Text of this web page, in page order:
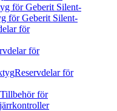
för Geberit Silent-
för Geberit Silent-
för
för
Reservdelar för
för